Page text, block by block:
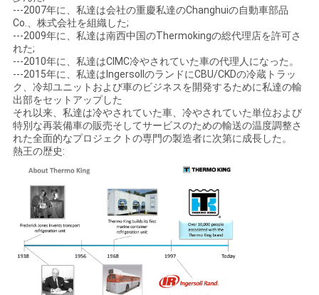
---2007年に、私達は会社の重慶私達のChanghuiの自動車部品
Co.、株式会社を組織した;
---2009年に、私達は南西中国のThermokingの総代理店を許可さ
れた;
---2010年に、私達はCIMC冷やされていた車の代理人になった。
---2015年に、私達はIngersollのランドにCBU/CKDの冷蔵トラッ
ク、冷却ユニットおよび車のビジネスを開発するために私達の輸
出部をセットアップした
それ以来、私達は冷やされていた車、冷やされていた単位および
特別な再装備車の販売そしてサービスのための輸送の温度調整さ
れた全面的なプロジェクトの専門の製造者に次第に成長した。
熱王の歴史: